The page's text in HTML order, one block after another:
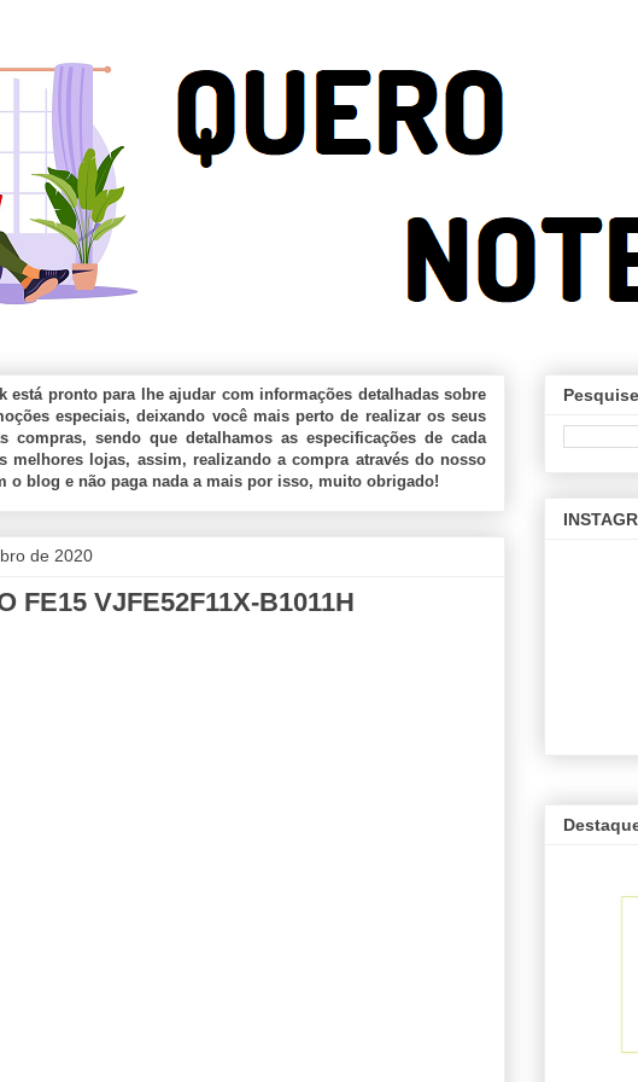
está pronto para lhe ajudar com informações detalhadas sobre
especiais, deixando você mais perto de realizar os seus
compras, sendo que detalhamos as especificações de cada
melhores lojas, assim, realizando a compra através do nosso
o blog e não paga nada a mais por isso, muito obrigado!
de 2020
FE15 VJFE52F11X-B1011H